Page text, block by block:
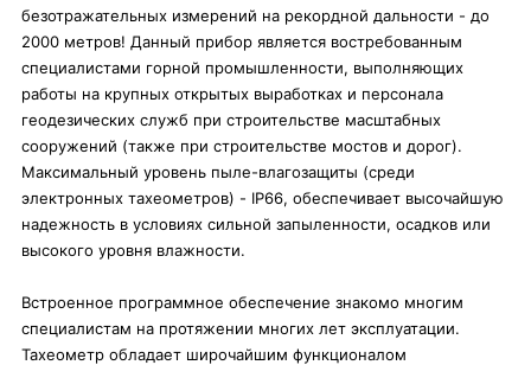
безотражательных измерений на рекордной дальности - до
2000 метров! Данный прибор является востребованным
специалистами горной промышленности, выполняющих
работы на крупных открытых выработках и персонала
геодезических служб при строительстве масштабных
сооружений (также при строительстве мостов и дорог).
Максимальный уровень пыле-влагозащиты (среди
электронных тахеометров) - IP66, обеспечивает высочайшую
надежность в условиях сильной запыленности, осадков или
высокого уровня влажности.
Встроенное программное обеспечение знакомо многим
специалистам на протяжении многих лет эксплуатации.
Тахеометр обладает широчайшим функционалом